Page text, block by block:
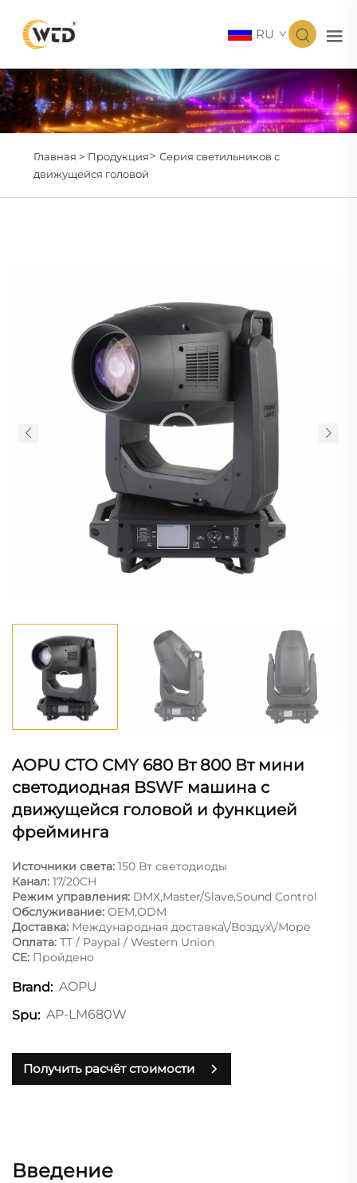
RU
Главная > Продукция> Серия светильников с
движущейся головой
AOPU CTO CMY 680 Вт 800 Вт мини
светодиодная BSWF машина с
движущейся головой и функцией
фрейминга
Источники света: 150 Вт светодиоды
Канал: 17/20CH
Режим управления: DMX,Master/Slave,Sound Control
Обслуживание: OEM,ODM
Доставка: Международная доставка\/Воздух\/Море
Оплата: ТТ / Paypal / Western Union
CE: Пройдено
Brand: AOPU
Spu: AP-LM680W
Получить расчёт стоимости
Введение